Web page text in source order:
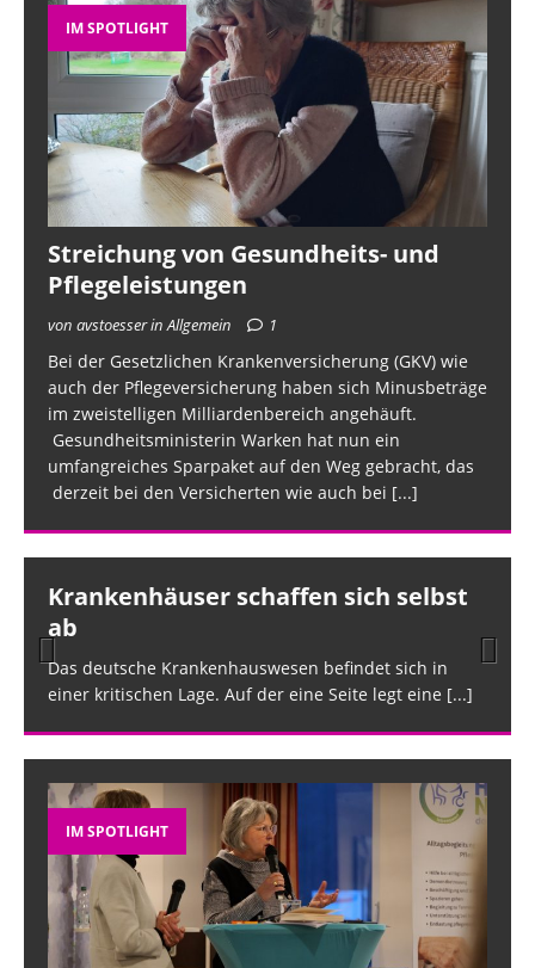
IM SPOTLIGHT
Streichung von Gesundheits- und
Pflegeleistungen
von avstoesser in Allgemein 1
Bei der Gesetzlichen Krankenversicherung (GKV) wie
auch der Pflegeversicherung haben sich Minusbeträge
im zweistelligen Milliardenbereich angehäuft.
Gesundheitsministerin Warken hat nun ein
umfangreiches Sparpaket auf den Weg gebracht, das
derzeit bei den Versicherten wie auch bei [...]
Krankenhäuser schaffen sich selbst
ab
Das deutsche Krankenhauswesen befindet sich in
einer kritischen Lage. Auf der eine Seite legt eine [...]
Prev
ious
IM SPOTLIGHT